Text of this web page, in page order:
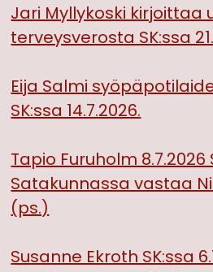
Jari Myllykoski kirjoittaa
terveysverosta SK:ssa
Eija Salmi
SK:ssa 14.7.2026.
Tapio Furuholm
Satakunnassa vastaa
(ps.)
Susanne Ekroth SK:ssa